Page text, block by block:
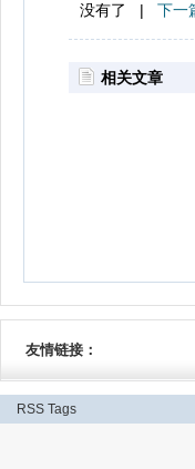
没有了 | 下一
相关文章
友情链接：
RSS Tags